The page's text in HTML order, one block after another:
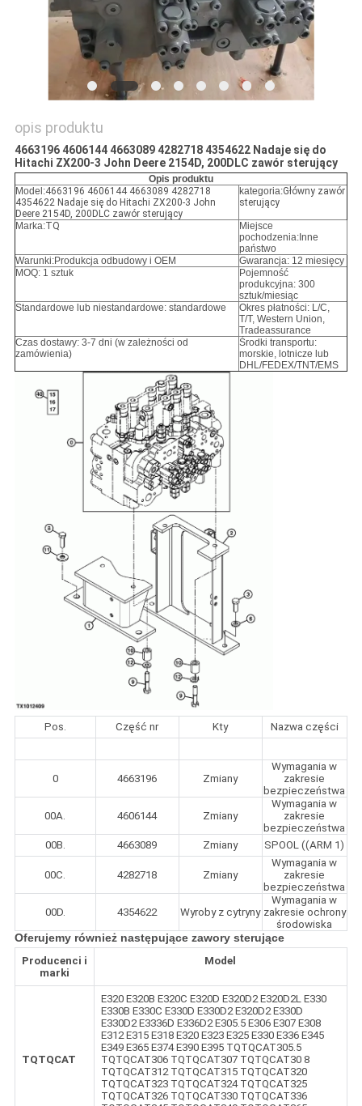
SITEMAP
POLITYKA
PRYWATNOŚCI
opis produktu
4663196 4606144 4663089 4282718 4354622 Nadaje się do
Hitachi ZX200-3 John Deere 2154D, 200DLC zawór sterujący
Opis produktu
Model:4663196 4606144 4663089 4282718
4354622 Nadaje się do Hitachi ZX200-3 John
Deere 2154D, 200DLC zawór sterujący
kategoria:Główny zawór
sterujący
Marka:TQ
Miejsce
pochodzenia:Inne
państwo
Warunki:Produkcja odbudowy i OEM
Gwarancja: 12 miesięcy
MOQ: 1 sztuk
Pojemność
produkcyjna: 300
sztuk/miesiąc
Standardowe lub niestandardowe: standardowe
Okres płatności: L/C,
T/T, Western Union,
Tradeassurance
Czas dostawy: 3-7 dni (w zależności od
zamówienia)
Środki transportu:
morskie, lotnicze lub
DHL/FEDEX/TNT/EMS
Pos. Część nr Kty Nazwa części
0 4663196 Zmiany
Wymagania w
zakresie
bezpieczeństwa
00A. 4606144 Zmiany
Wymagania w
zakresie
bezpieczeństwa
00B.
4663089 Zmiany SPOOL ((ARM 1)
00C. 4282718 Zmiany
Wymagania w
zakresie
bezpieczeństwa
00D. 4354622 Wyroby z cytryny
Wymagania w
zakresie ochrony
środowiska
Oferujemy również następujące zawory sterujące
Producenci i
marki
Model
TQTQCAT
E320 E320B E320C E320D E320D2 E320D2L E330
E330B E330C E330D E330D2 E320D2 E330D
E330D2 E3336D E336D2 E305.5 E306 E307 E308
E312 E315 E318 E320 E323 E325 E330 E336 E345
E349 E365 E374 E390 E395 TQTQCAT305.5
TQTQCAT306 TQTQCAT307 TQTQCAT30 8
TQTQCAT312 TQTQCAT315 TQTQCAT320
TQTQCAT323 TQTQCAT324 TQTQCAT325
TQTQCAT326 TQTQCAT330 TQTQCAT336